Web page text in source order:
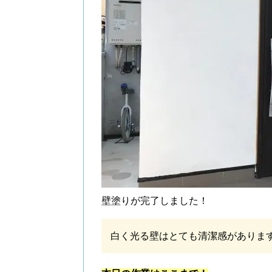
壁塗りが完了しました！
白く光る壁はとても清潔感がありま